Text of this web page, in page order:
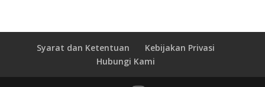
Syarat dan Ketentuan
Kebijakan Privasi
Hubungi Kami